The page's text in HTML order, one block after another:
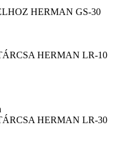
HERMAN GS-30
HERMAN LR-10
HERMAN LR-30